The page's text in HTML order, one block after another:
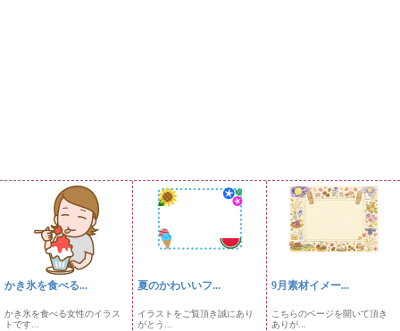
かき氷を食べる...
かき氷を食べる女性のイラス
トです...
夏のかわいいフ...
イラストをご覧頂き誠にあり
がとう...
9月素材イメー...
こちらのページを開いて頂き
ありが...